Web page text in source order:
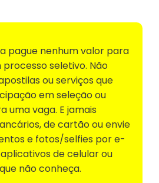
pague nenhum valor para
seletivo. Não
ou serviços que
em seleção ou
uma vaga. E jamais
de cartão ou envie
e fotos/selfies por e-
de celular ou
não conheça.